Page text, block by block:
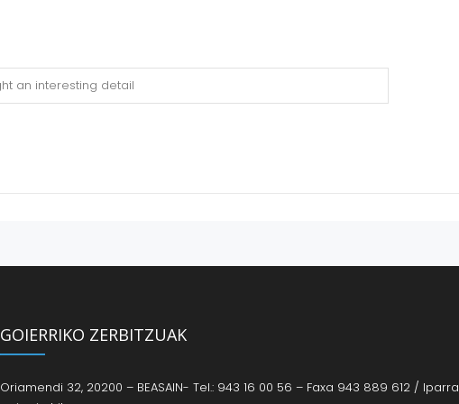
GOIERRIKO ZERBITZUAK
Oriamendi 32, 20200 – BEASAIN- Tel.: 943 16 00 56 – Faxa 943 889 612 /